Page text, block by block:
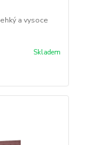
a vysoce
Skladem